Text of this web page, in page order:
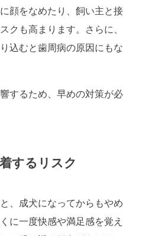
顔をなめたり、飼い主と接
クも高まります。さらに、
込むと歯周病の原因にもな
するため、早めの対策が必
するリスク
、成犬になってからもやめ
に一度快感や満足感を覚え